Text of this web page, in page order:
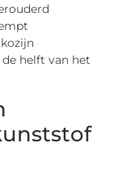
helft van het